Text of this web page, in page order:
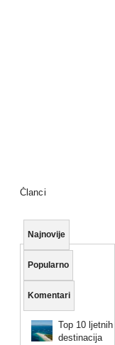
Članci
Najnovije
Popularno
Komentari
Top 10 ljetnih
destinacija